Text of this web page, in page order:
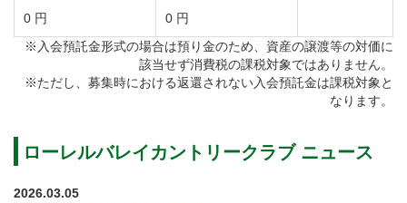
0 円
0 円
※入会預託金形式の場合は預り金のため、資産の譲渡等の対価に
該当せず消費税の課税対象ではありません。
※ただし、募集時における返還されない入会預託金は課税対象と
なります。
ローレルバレイカントリークラブ ニュース
2026.03.05